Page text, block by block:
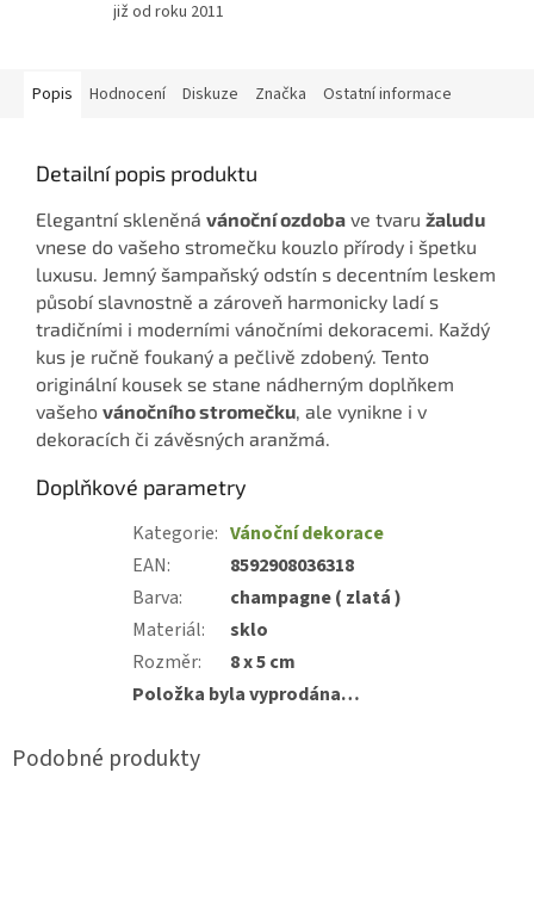
již od roku 2011
Popis Hodnocení Diskuze Značka Ostatní informace
Detailní popis produktu
Elegantní skleněná vánoční ozdoba ve tvaru žaludu
vnese do vašeho stromečku kouzlo přírody i špetku
luxusu. Jemný šampaňský odstín s decentním leskem
působí slavnostně a zároveň harmonicky ladí s
tradičními i moderními vánočními dekoracemi. Každý
kus je ručně foukaný a pečlivě zdobený. Tento
originální kousek se stane nádherným doplňkem
vašeho vánočního stromečku , ale vynikne i v
dekoracích či závěsných aranžmá.
Doplňkové parametry
Kategorie: Vánoční dekorace
EAN:
8592908036318
Barva:
champagne ( zlatá )
Materiál:
sklo
Rozměr:
8 x 5 cm
Položka byla vyprodána…